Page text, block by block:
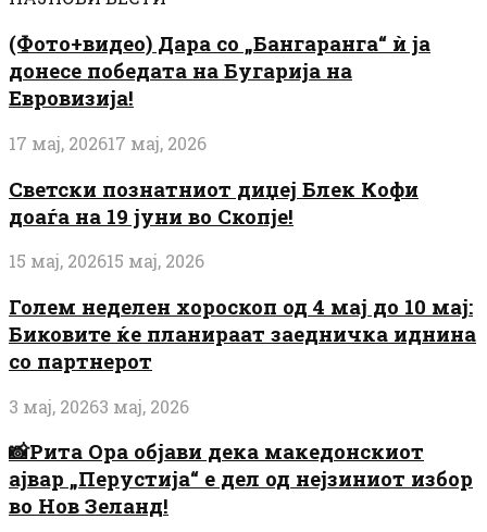
(Фото+видео) Дара со „Бангаранга“ ѝ ја
донесе победата на Бугарија на
Евровизија!
17 мај, 202617 мај, 2026
Светски познатниот диџеј Блек Кофи
доаѓа на 19 јуни во Скопје!
15 мај, 202615 мај, 2026
Голем неделен хороскоп од 4 мај до 10 мај:
Биковите ќе планираат заедничка иднина
со партнерот
3 мај, 20263 мај, 2026
📸Рита Ора објави дека македонскиот
ајвар „Перустија“ е дел од нејзиниот избор
во Нов Зеланд!